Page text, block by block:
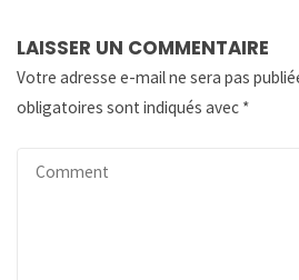
LAISSER UN COMMENTAIRE
Votre adresse e-mail ne sera pas
obligatoires sont indiqués avec *